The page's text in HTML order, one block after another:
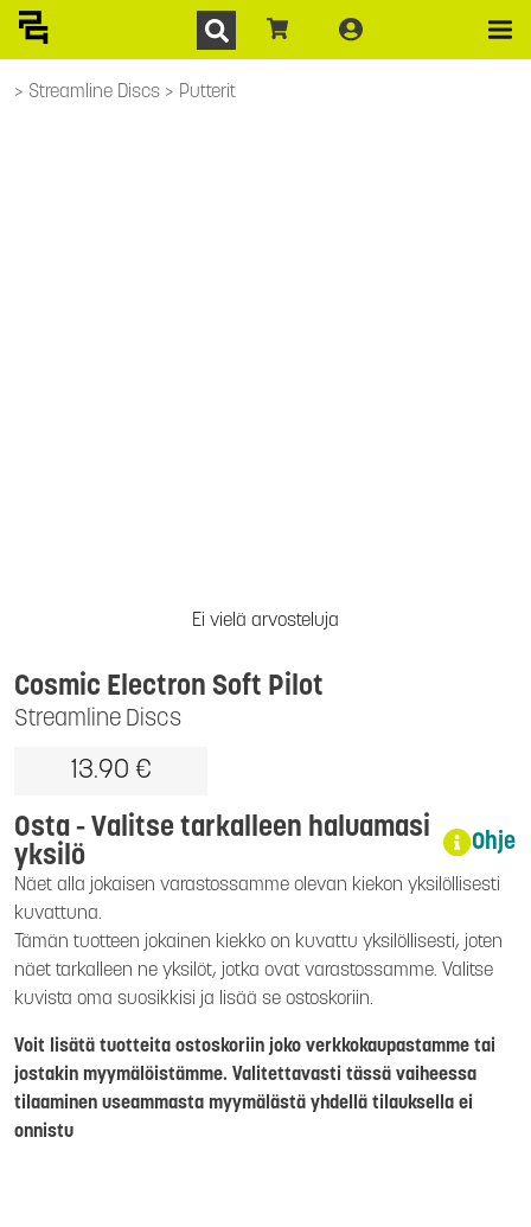
Streamline Discs Putterit
Ei vielä arvosteluja
Streamline Discs
Cosmic Electron Soft Pilot
13.90 €
Osta - Valitse tarkalleen haluamasi
yksilö
Ohje
Näet alla jokaisen varastossamme olevan kiekon yksilöllisesti
kuvattuna.
Tämän tuotteen jokainen kiekko on kuvattu yksilöllisesti, joten
näet tarkalleen ne yksilöt, jotka ovat varastossamme. Valitse
kuvista oma suosikkisi ja lisää se ostoskoriin.
Voit lisätä tuotteita ostoskoriin joko verkkokaupastamme tai
jostakin myymälöistämme. Valitettavasti tässä vaiheessa
tilaaminen useammasta myymälästä yhdellä tilauksella ei
onnistu